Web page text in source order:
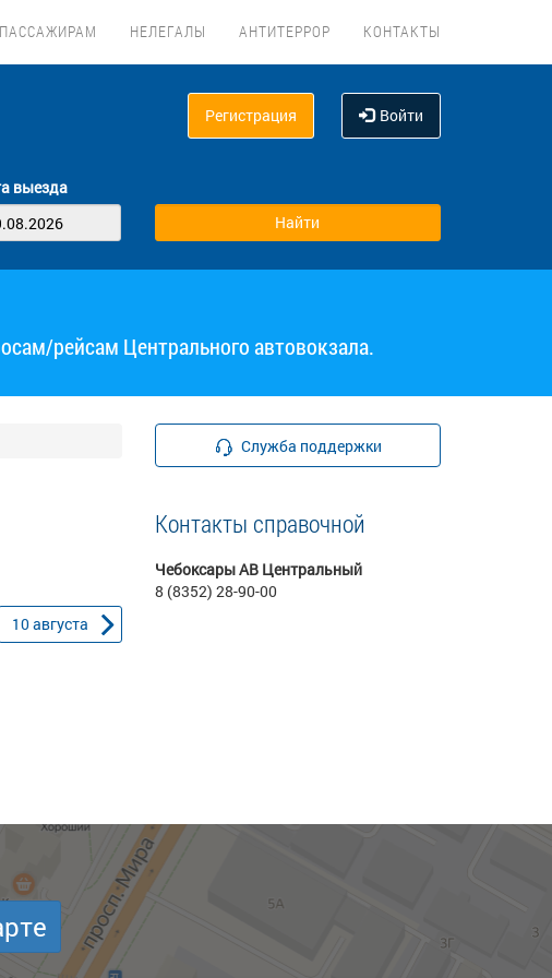
ПАССАЖИРАМ НЕЛЕГАЛЫ АНТИТЕРРОР КОНТАКТЫ
Регистрация Войти
выезда
рейсам Центрального автовокзала.
10августа
Служба поддержки
Контакты справочной
Чебоксары АВ Центральный
8 (8352) 28-90-00